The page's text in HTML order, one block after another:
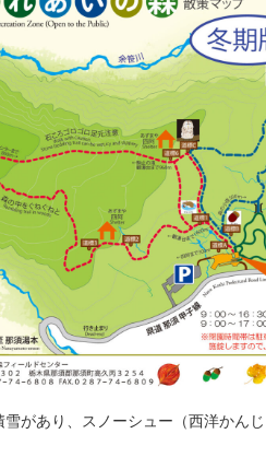
があり、スノーシュー（西洋かん